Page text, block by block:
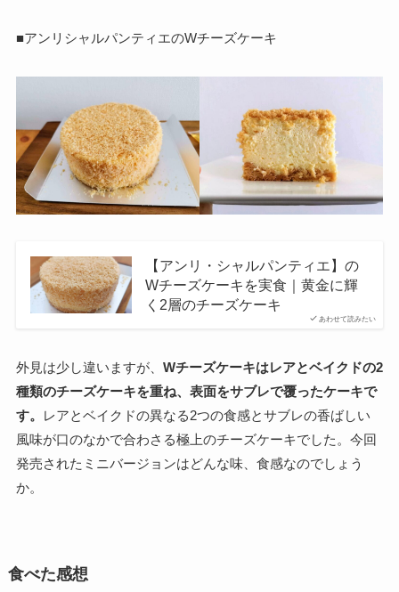
■アンリシャルパンティエのWチーズケーキ
あわせて読みたい
【アンリ・シャルパンティエ】の
Wチーズケーキを実食｜黄金に輝
く2層のチーズケーキ
外見は少し違いますが、 Wチーズケーキはレアとベイクドの2
種類のチーズケーキを重ね、表面をサブレで覆ったケーキで
す。
レアとベイクドの異なる2つの食感とサブレの香ばしい
風味が口のなかで合わさる極上のチーズケーキでした。今回
発売されたミニバージョンはどんな味、食感なのでしょう
か。
食べた感想